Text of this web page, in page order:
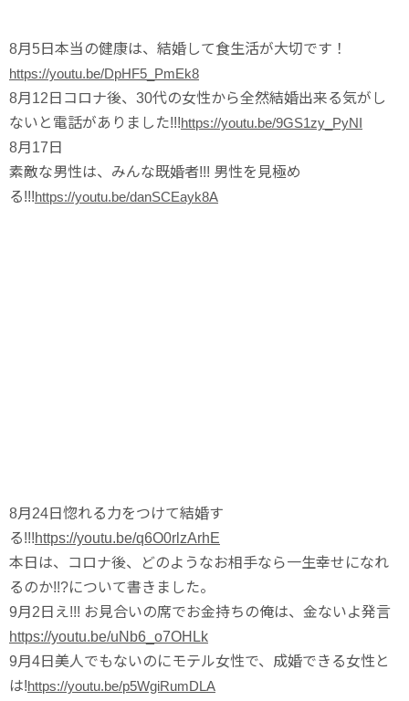
8月5日 本当の健康は、結婚して食生活が大切です！
https://youtu.be/DpHF5_PmEk8
8月12日 コロナ後、30代の女性から全然結婚出来る気がし
ないと電話がありました!!!https://youtu.be/9GS1zy_PyNI
8月17日
素敵な男性は、みんな既婚者!!! 男性を見極め
る!!!https://youtu.be/danSCEayk8A
8月24日 惚れる力をつけて結婚す
る!!!https://youtu.be/q6O0rlzArhE
本日は、コロナ後、どのようなお相手なら一生幸せになれ
るのか!!?について書きました。
9月2日え!!! お見合いの席でお金持ちの俺は、金ないよ発言
https://youtu.be/uNb6_o7OHLk
9月4日 美人でもないのにモテル女性で、成婚できる女性と
は!https://youtu.be/p5WgiRumDLA